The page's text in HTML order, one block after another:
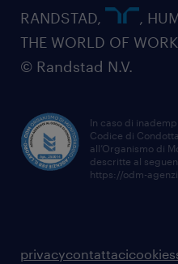
RANDSTAD,
,
THE WORLD OF
© Randstad N.V.
In caso di
Codice di
all’Organismo di
descritte al
https://odm-
privacycontattacicookies